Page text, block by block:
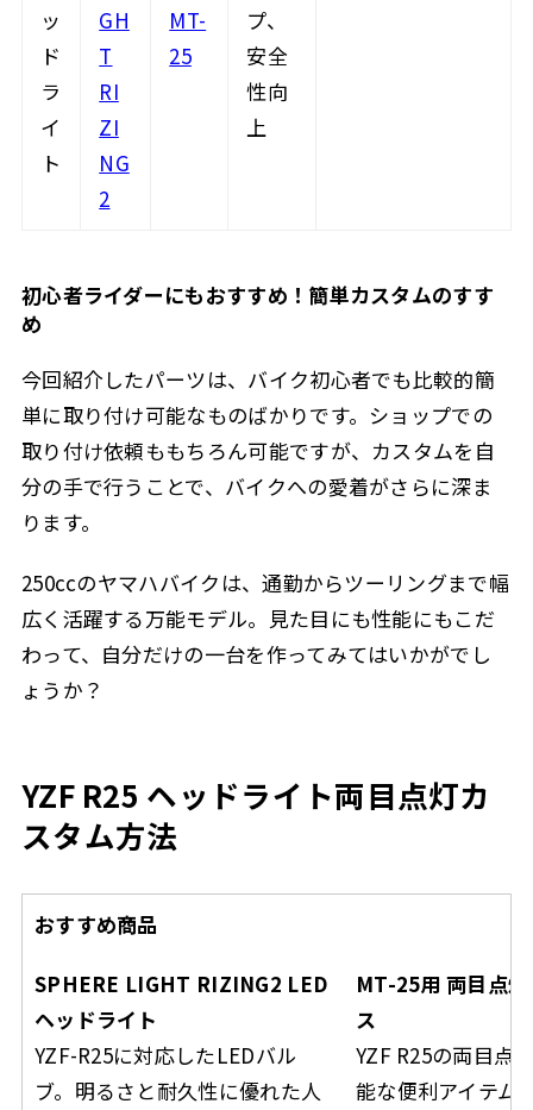
ッ
ド
ラ
イ
ト
GH
T
RI
ZI
NG
2
MT-
25
プ、
安全
性向
上
初心者ライダーにもおすすめ！簡単カスタムのすす
め
今回紹介したパーツは、バイク初心者でも比較的簡
単に取り付け可能なものばかりです。ショップでの
取り付け依頼ももちろん可能ですが、カスタムを自
分の手で行うことで、バイクへの愛着がさらに深ま
ります。
250ccのヤマハバイクは、通勤からツーリングまで幅
広く活躍する万能モデル。見た目にも性能にもこだ
わって、自分だけの一台を作ってみてはいかがでし
ょうか？
YZF R25 ヘッドライト両目点灯カ
スタム方法
おすすめ商品
SPHERE LIGHT RIZING2 LED
ヘッドライト
YZF-R25に対応したLEDバル
ブ。明るさと耐久性に優れた人
MT-25用 両目点
ス
YZF R25の両目点
能な便利アイテム